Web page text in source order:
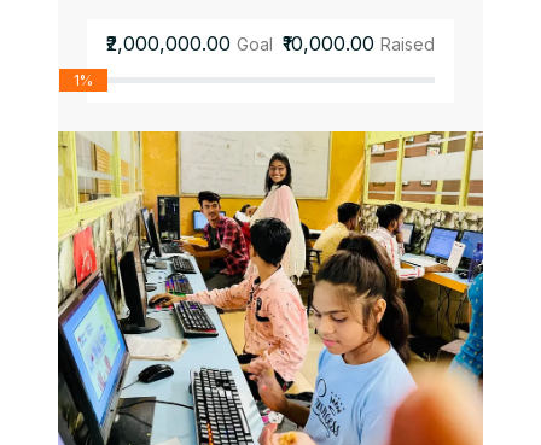
₹2,000,000.00 Goal ₹10,000.00 Raised
1%